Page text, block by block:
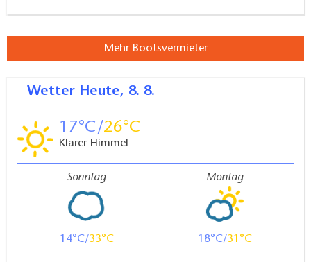
Mehr Bootsvermieter
Wetter Heute, 8. 8.
17 26
Klarer Himmel
Sonntag
14 33
Montag
18 31